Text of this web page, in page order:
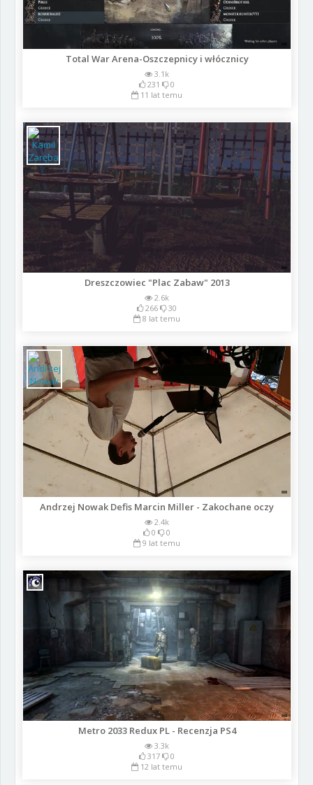
Total War Arena-Oszczepnicy i włócznicy
3.1k
231
0
11 lat temu
Dreszczowiec "Plac Zabaw" 2013
2.6k
266
30
8 lat temu
Andrzej Nowak Defis Marcin Miller - Zakochane oczy
2.4k
0
0
9 lat temu
Metro 2033 Redux PL - Recenzja PS4
3.3k
317
0
12 lat temu